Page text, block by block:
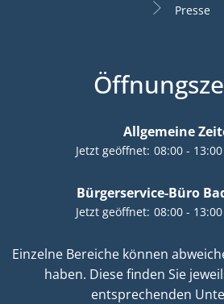
Presse
Allgemeine
Klicken, um weitere
Jetzt geöffnet: 08:00- 13:00
Bürgerservice-Büro
Klicken, um weitere
Jetzt geöffnet: 08:00- 13:00
Einzelne Bereiche können
haben. Diese finden Sie
entsprechenden